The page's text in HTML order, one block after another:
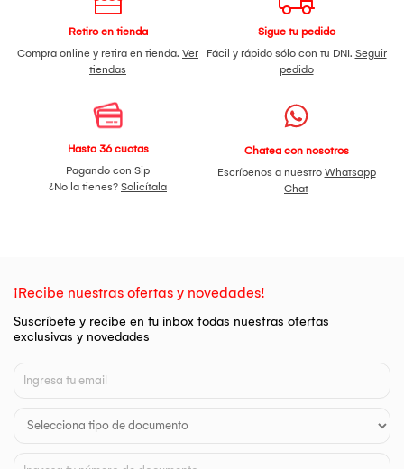
Instalación en techo, pared o poste
Especificaciones técnicas
Marca: Tenda
Modelo: CH9-WCA
Lentes: 4 mm + 6 mm
Ángulo de visión: 360°
Visión nocturna: A color
Audio: Bidireccional
Almacenamiento: Micro SD, NVR/NAS, nube
PARTNUMBER: CH9-WCA
Retiro en tienda
Compra online y retira en tienda. Ver
tiendas
Sigue tu pedido
Fácil y rápido sólo con tu DNI. Seguir
pedido
Hasta 36 cuotas
Pagando con Sip
¿No la tienes? Solicítala
Chatea con nosotros
Escríbenos a nuestro Whatsapp
Chat
¡Recibe nuestras ofertas y novedades!
Suscríbete y recibe en tu inbox todas nuestras ofertas
exclusivas y novedades